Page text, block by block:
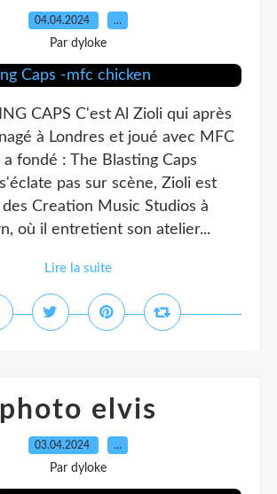
04.04.2024 …
Par dyloke
CAPS C'est Al Zioli qui après
à Londres et joué avec MFC
fondé : The Blasting Caps
pas sur scène, Zioli est
Creation Music Studios à
où il entretient son atelier...
Lire la suite
photo elvis
03.04.2024 …
Par dyloke